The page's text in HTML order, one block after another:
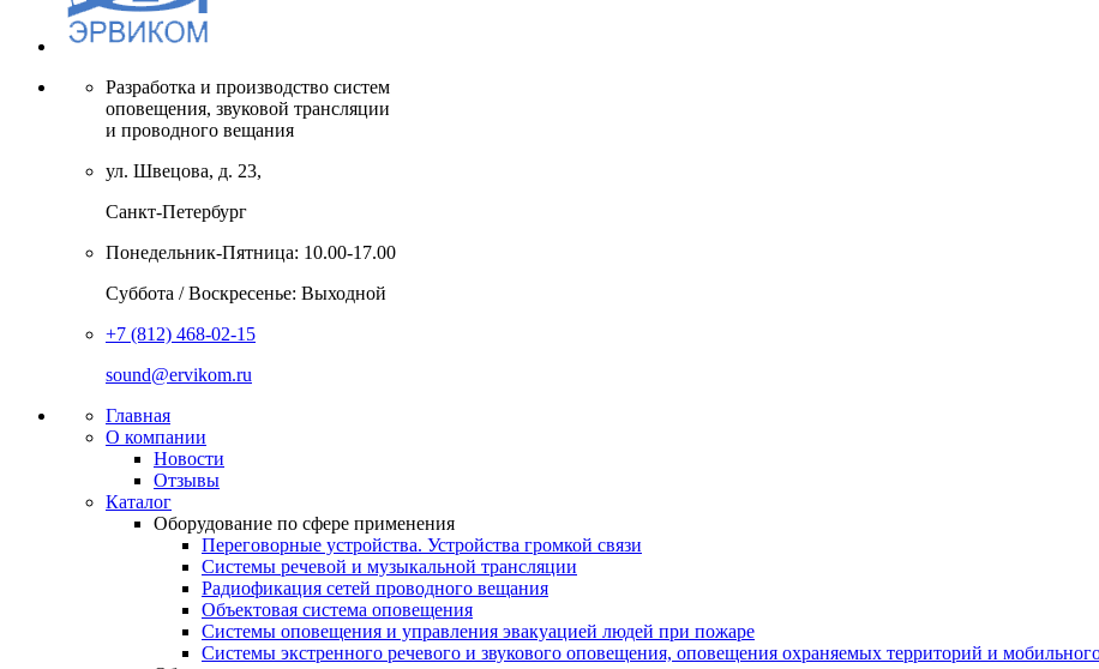
Разработка и производство систем
оповещения, звуковой трансляции
и проводного вещания
ул. Швецова, д. 23,
Санкт-Петербург
Понедельник-Пятница: 10.00-17.00
Суббота / Воскресенье: Выходной
+7 (812) 468-02-15
sound@ervikom.ru
Главная
О компании
Новости
Отзывы
Каталог
Оборудование по сфере применения
Переговорные устройства. Устройства громкой связи
Системы речевой и музыкальной трансляции
Радиофикация сетей проводного вещания
Объектовая система оповещения
Системы оповещения и управления эвакуацией людей при пожаре
Системы экстренного речевого и звукового оповещения, оповещения охраняемых территорий и